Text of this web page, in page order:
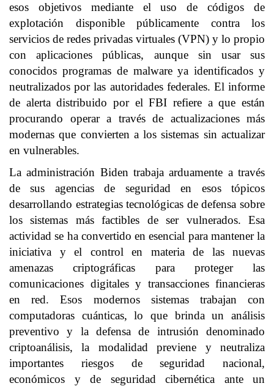
esos objetivos mediante el uso de códigos de
explotación disponible públicamente contra los
servicios de redes privadas virtuales (VPN) y lo propio
con aplicaciones públicas, aunque sin usar sus
conocidos programas de malware ya identificados y
neutralizados por las autoridades federales. El informe
de alerta distribuido por el FBI refiere a que están
procurando operar a través de actualizaciones más
modernas que convierten a los sistemas sin actualizar
en vulnerables.
La administración Biden trabaja arduamente a través
de sus agencias de seguridad en esos tópicos
desarrollando estrategias tecnológicas de defensa sobre
los sistemas más factibles de ser vulnerados. Esa
actividad se ha convertido en esencial para mantener la
iniciativa y el control en materia de las nuevas
amenazas criptográficas para proteger las
comunicaciones digitales y transacciones financieras
en red. Esos modernos sistemas trabajan con
computadoras cuánticas, lo que brinda un análisis
preventivo y la defensa de intrusión denominado
criptoanálisis, la modalidad previene y neutraliza
importantes riesgos de seguridad nacional,
económicos y de seguridad cibernética ante un